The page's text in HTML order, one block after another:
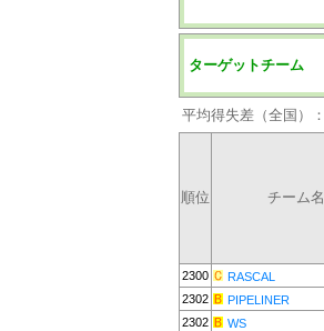
ターゲットチーム
平均得失差（全国）：
順位 チーム名
2300 RASCAL
2302
PIPELINER
2302
WS